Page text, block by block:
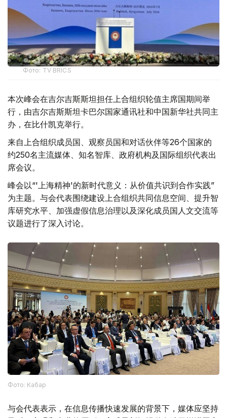
Фото: TV BRICS
本次峰会在吉尔吉斯斯坦担任上合组织轮值主席国期间举
行，由吉尔吉斯斯坦卡巴尔国家通讯社和中国新华社共同主
办，在比什凯克举行。
来自上合组织成员国、观察员国和对话伙伴等26个国家的
约250名主流媒体、知名智库、政府机构及国际组织代表出
席会议。
峰会以“'上海精神'的新时代意义：从价值共识到合作实践”
为主题。与会代表围绕建设上合组织共同信息空间、提升智
库研究水平、加强虚假信息治理以及深化成员国人文交流等
议题进行了深入讨论。
Фото: Кабар
与会代表表示，在信息传播快速发展的背景下，媒体应坚持